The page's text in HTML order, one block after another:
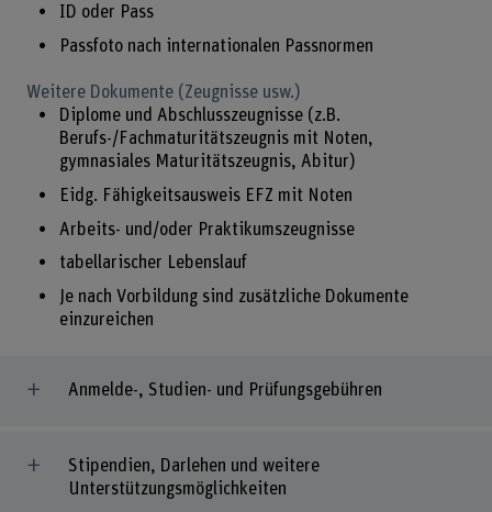
ID oder Pass
Passfoto nach internationalen Passnormen
Weitere Dokumente (Zeugnisse usw.)
Diplome und Abschlusszeugnisse (z.B.
Berufs-/Fachmaturitätszeugnis mit Noten,
gymnasiales Maturitätszeugnis, Abitur)
Eidg. Fähigkeitsausweis EFZ mit Noten
Arbeits- und/oder Praktikumszeugnisse
tabellarischer Lebenslauf
Je nach Vorbildung sind zusätzliche Dokumente
einzureichen
Anmelde-, Studien- und Prüfungsgebühren
Stipendien, Darlehen und weitere
Unterstützungsmöglichkeiten